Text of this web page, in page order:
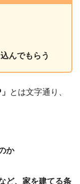
んでもらう
とは文字通り、
か
ど、家を建てる条